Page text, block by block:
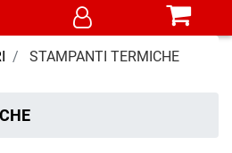
STAMPANTI TERMICHE